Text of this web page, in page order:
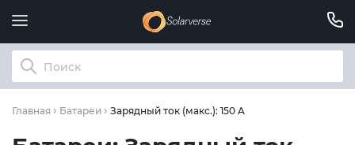
Главная Батареи Зарядный ток (макс.): 150 A